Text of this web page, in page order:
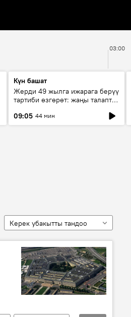
03:00
Күн башат
Жерди 49 жылга ижарага берүү
тартиби өзгөрөт: жаңы талаптар
09:05 44 мин
Керек убакытты тандоо